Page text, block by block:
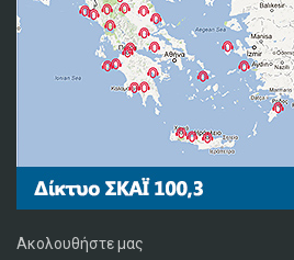
Ακολουθήστε μας